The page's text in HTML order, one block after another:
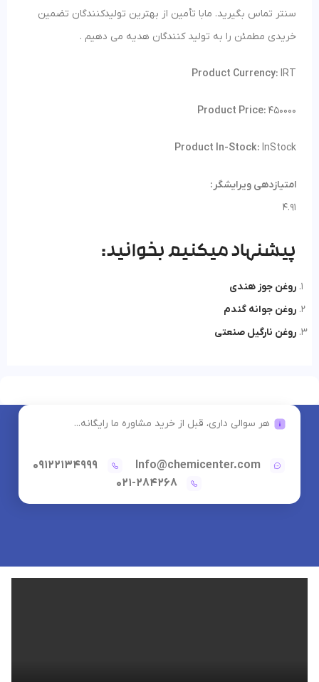
سنتر تماس بگیرید. مابا تأمین از بهترین تولیدکنندگان تضمین
خریدی مطمئن را به تولید کنندگان هدیه می دهیم .
Product Currency: IRT
Product Price: 450000
Product In-Stock: InStock
امتیازدهی ویرایشگر:
4.91
پیشنهاد میکنیم بخوانید:
روغن جوز هندی
روغن جوانه گندم
روغن نارگیل صنعتی
هر سوالی داری، قبل از خرید مشاوره ما رایگانه...
Info@chemicenter.com
09122134999
021-284268